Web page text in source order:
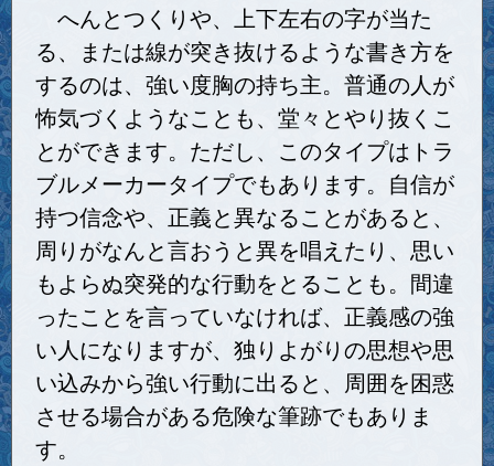
へんとつくりや、上下左右の字が当た
る、または線が突き抜けるような書き方を
するのは、強い度胸の持ち主。普通の人が
怖気づくようなことも、堂々とやり抜くこ
とができます。ただし、このタイプはトラ
ブルメーカータイプでもあります。自信が
持つ信念や、正義と異なることがあると、
周りがなんと言おうと異を唱えたり、思い
もよらぬ突発的な行動をとることも。間違
ったことを言っていなければ、正義感の強
い人になりますが、独りよがりの思想や思
い込みから強い行動に出ると、周囲を困惑
させる場合がある危険な筆跡でもありま
す。